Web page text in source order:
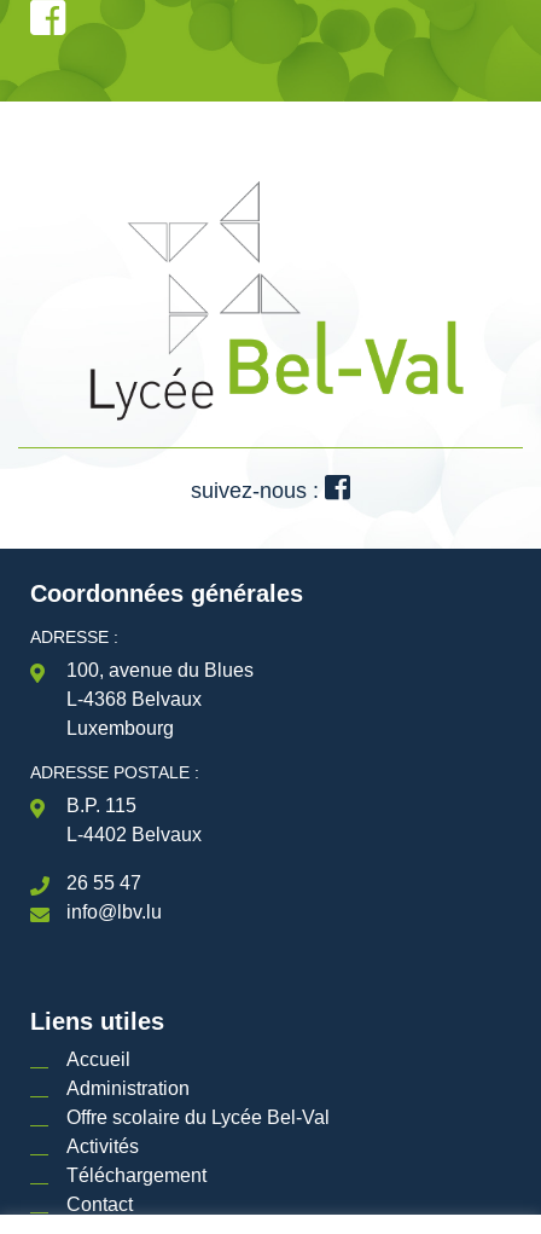
suivez-nous :
Coordonnées générales
ADRESSE :
100, avenue du Blues
L-4368 Belvaux
Luxembourg
ADRESSE POSTALE :
B.P. 115
L-4402 Belvaux
26 55 47
info@lbv.lu
Liens utiles
Accueil
Administration
Offre scolaire du Lycée Bel-Val
Activités
Téléchargement
Contact